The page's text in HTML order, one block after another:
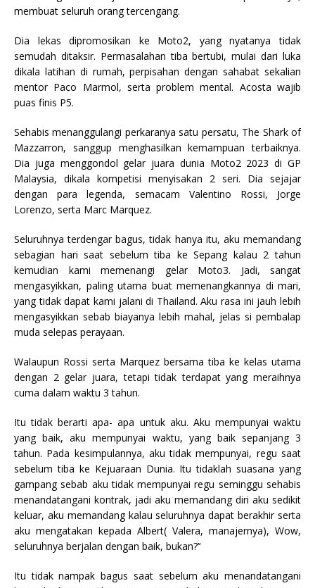
membuat seluruh orang tercengang.
Dia lekas dipromosikan ke Moto2, yang nyatanya tidak
semudah ditaksir. Permasalahan tiba bertubi, mulai dari luka
dikala latihan di rumah, perpisahan dengan sahabat sekalian
mentor Paco Marmol, serta problem mental. Acosta wajib
puas finis P5.
Sehabis menanggulangi perkaranya satu persatu, The Shark of
Mazzarron, sanggup menghasilkan kemampuan terbaiknya.
Dia juga menggondol gelar juara dunia Moto2 2023 di GP
Malaysia, dikala kompetisi menyisakan 2 seri. Dia sejajar
dengan para legenda, semacam Valentino Rossi, Jorge
Lorenzo, serta Marc Marquez.
Seluruhnya terdengar bagus, tidak hanya itu, aku memandang
sebagian hari saat sebelum tiba ke Sepang kalau 2 tahun
kemudian kami memenangi gelar Moto3. Jadi, sangat
mengasyikkan, paling utama buat memenangkannya di mari,
yang tidak dapat kami jalani di Thailand. Aku rasa ini jauh lebih
mengasyikkan sebab biayanya lebih mahal, jelas si pembalap
muda selepas perayaan.
Walaupun Rossi serta Marquez bersama tiba ke kelas utama
dengan 2 gelar juara, tetapi tidak terdapat yang meraihnya
cuma dalam waktu 3 tahun.
Itu tidak berarti apa- apa untuk aku. Aku mempunyai waktu
yang baik, aku mempunyai waktu, yang baik sepanjang 3
tahun. Pada kesimpulannya, aku tidak mempunyai, regu saat
sebelum tiba ke Kejuaraan Dunia. Itu tidaklah suasana yang
gampang sebab aku tidak mempunyai regu seminggu sehabis
menandatangani kontrak, jadi aku memandang diri aku sedikit
keluar, aku memandang kalau seluruhnya dapat berakhir serta
aku mengatakan kepada Albert( Valera, manajernya), Wow,
seluruhnya berjalan dengan baik, bukan?’‘
Itu tidak nampak bagus saat sebelum aku menandatangani